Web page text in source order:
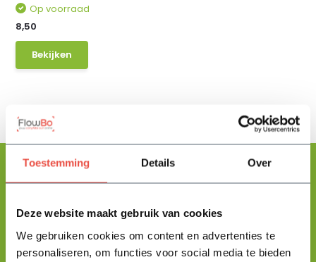
Toestemming Details Over
Deze website maakt gebruik van cookies
We gebruiken cookies om content en advertenties te
personaliseren, om functies voor social media te bieden
Op voorraad
8,50
Bekijken
Floris helpt je graag